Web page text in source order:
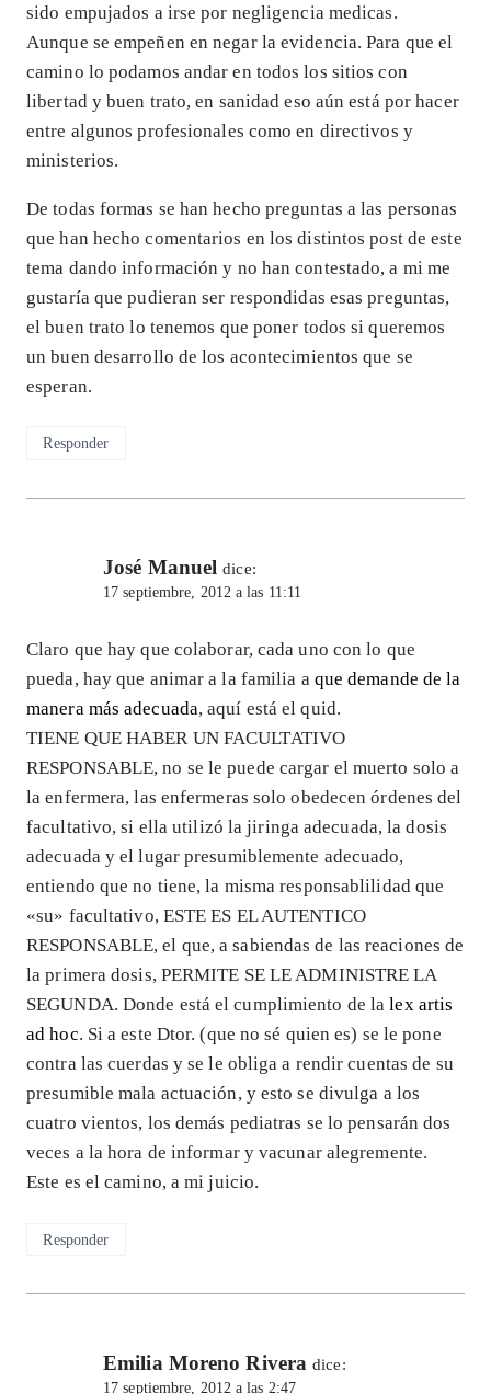
sido empujados a irse por negligencia medicas.
Aunque se empeñen en negar la evidencia. Para que el
camino lo podamos andar en todos los sitios con
libertad y buen trato, en sanidad eso aún está por hacer
entre algunos profesionales como en directivos y
ministerios.
De todas formas se han hecho preguntas a las personas
que han hecho comentarios en los distintos post de este
tema dando información y no han contestado, a mi me
gustaría que pudieran ser respondidas esas preguntas,
el buen trato lo tenemos que poner todos si queremos
un buen desarrollo de los acontecimientos que se
esperan.
Responder
José Manuel dice:
17 septiembre, 2012 a las 11:11
Claro que hay que colaborar, cada uno con lo que
pueda, hay que animar a la familia a que demande de la
manera más adecuada, aquí está el quid.
TIENE QUE HABER UN FACULTATIVO
RESPONSABLE, no se le puede cargar el muerto solo a
la enfermera, las enfermeras solo obedecen órdenes del
facultativo, si ella utilizó la jiringa adecuada, la dosis
adecuada y el lugar presumiblemente adecuado,
entiendo que no tiene, la misma responsablilidad que
«su» facultativo, ESTE ES EL AUTENTICO
RESPONSABLE, el que, a sabiendas de las reaciones de
la primera dosis, PERMITE SE LE ADMINISTRE LA
SEGUNDA. Donde está el cumplimiento de lalex artis
ad hoc. Si a este Dtor. (que no sé quien es) se le pone
contra las cuerdas y se le obliga a rendir cuentas de su
presumible mala actuación, y esto se divulga a los
cuatro vientos, los demás pediatras se lo pensarán dos
veces a la hora de informar y vacunar alegremente.
Este es el camino, a mi juicio.
Responder
Emilia Moreno Rivera dice:
17 septiembre, 2012 a las 2:47